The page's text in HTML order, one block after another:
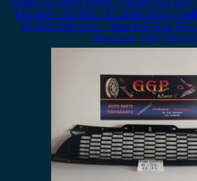
E63 E64 / X3 E83 / X5 2006-2010 /
III 844 2008-2011 / Mini R55 R56 R57
(Κωδικός: